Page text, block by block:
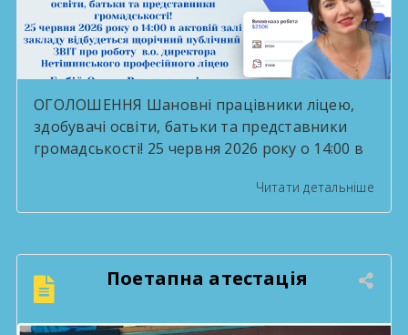
ОГОЛОШЕННЯ Шановні працівники ліцею,
здобувачі освіти, батьки та представники
громадськості! 25 червня 2026 року о 14:00 в
публічний ЗВІТ про роботу в.о. директора
Нетішинського професійного ліцею Бабій
н.р. Запрошуємо всіх охочих долучитися,
поставити запитання та взяти участь в
обговоренні результатів роботи ліцею.
Адміністрація Нетішинського […]
Читати детальніше
Поетапна атестація